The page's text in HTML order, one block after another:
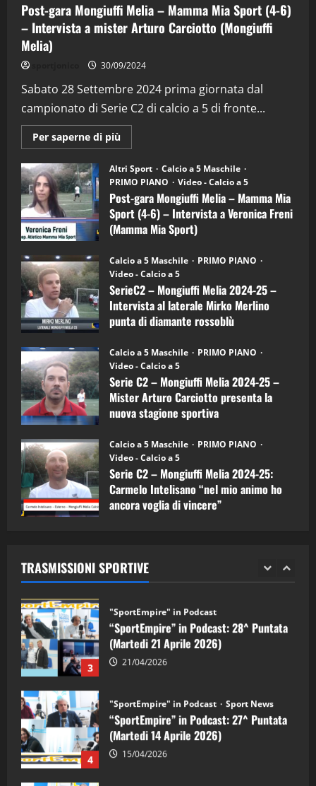
Post-gara Mongiuffi Melia – Mamma Mia Sport (4-6)
– Intervista a mister Arturo Carciotto (Mongiuffi
Melia)
30/09/2024
Sabato 28 Settembre 2024 prima giornata dal
campionato di Serie C2 di calcio a 5 di fronte...
Per saperne di più
informazioni
Post-
gara
Mongiuffi
Melia
–
Mamma
Mia
Sport
6)
–
Intervista
a
mister
Arturo
Carciotto
(Mongiuffi
Altri Sport
Calcio a 5 Maschile
PRIMO PIANO
Video - Calcio a 5
Post-gara Mongiuffi Melia – Mamma Mia
Sport (4-6) – Intervista a Veronica Freni
(Mamma Mia Sport)
Calcio a 5 Maschile
PRIMO PIANO
Video - Calcio a 5
SerieC2 – Mongiuffi Melia 2024-25 –
Intervista al laterale Mirko Merlino
punta di diamante rossoblù
Calcio a 5 Maschile
PRIMO PIANO
Video - Calcio a 5
Serie C2 – Mongiuffi Melia 2024-25 –
Mister Arturo Carciotto presenta la
nuova stagione sportiva
Calcio a 5 Maschile
PRIMO PIANO
Video - Calcio a 5
Serie C2 – Mongiuffi Melia 2024-25:
Carmelo Intelisano “nel mio animo ho
ancora voglia di vincere”
TRASMISSIONI SPORTIVE
2
“SportEmpire” in Podcast: 29^ Puntata
(Martedi 28 Aprile 2026)
28/04/2026
3
"SportEmpire" in Podcast
“SportEmpire” in Podcast: 28^ Puntata
(Martedi 21 Aprile 2026)
21/04/2026
4
“SportEmpire” in Podcast: 27^ Puntata
(Martedi 14 Aprile 2026)
15/04/2026
5
“SportEmpire” in Podcast: 26^ Puntata
(Martedi 07 Aprile 2026)
08/04/2026
1
“SportEmpire” in Podcast: 30^ Puntata
(Martedi 05 Maggio 2026)
08/05/2026
2 28/04/2026
3
"SportEmpire" in Podcast
“SportEmpire” in Podcast: 28^ Puntata
(Martedi 21 Aprile 2026)
21/04/2026
4
"SportEmpire" in Podcast Sport News
“SportEmpire” in Podcast: 27^ Puntata
(Martedi 14 Aprile 2026)
15/04/2026